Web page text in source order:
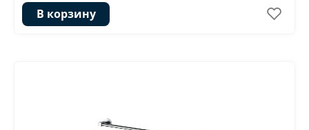
В корзину